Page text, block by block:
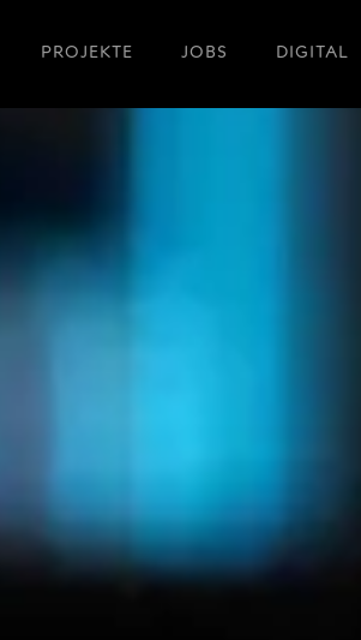
PROJEKTE JOBS DIGITAL